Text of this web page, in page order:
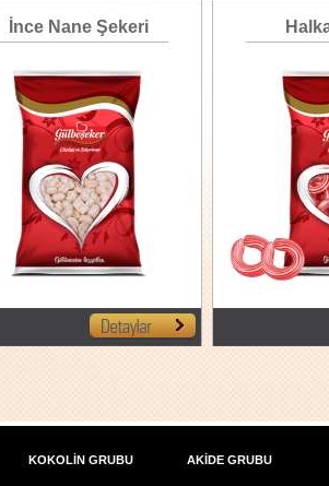
İnce Nane Şekeri
KOKOLİN GRUBU AKİDE GRUBU